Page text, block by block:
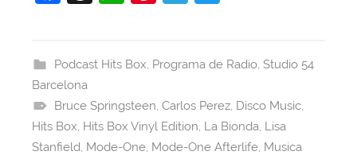
e
b
o
o
a
s
s
p
p
e gr
m
er
Podcast Hits Box, Programa de Radio, Studio 54
Barcelona
Bruce Springsteen, Carlos Perez, Disco Music,
Hits Box, Hits Box Vinyl Edition, La Bionda, Lisa
Stanfield, Mode-One, Mode-One Afterlife, Musica